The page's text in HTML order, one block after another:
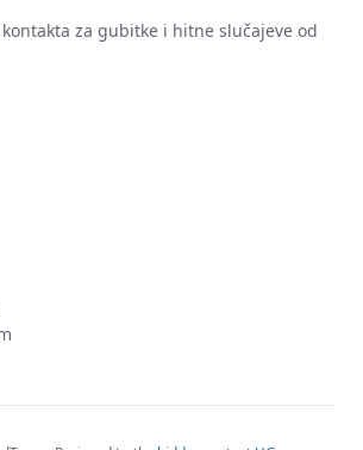
za gubitke i hitne slučajeve od